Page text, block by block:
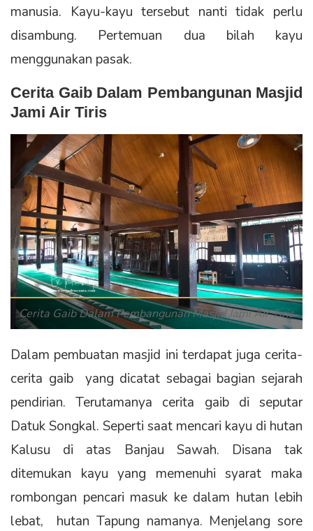
manusia. Kayu-kayu tersebut nanti tidak perlu
disambung. Pertemuan dua bilah kayu
menggunakan pasak.
Cerita Gaib Dalam Pembangunan Masjid
Jami Air Tiris
Cerita Gaib Dalam Pembangunan Masjid Jami Air Tiris
Dalam pembuatan masjid ini terdapat juga cerita-
cerita gaib yang dicatat sebagai bagian sejarah
pendirian. Terutamanya cerita gaib di seputar
Datuk Songkal. Seperti saat mencari kayu di hutan
Kalusu di atas Banjau Sawah. Disana tak
ditemukan kayu yang memenuhi syarat maka
rombongan pencari masuk ke dalam hutan lebih
lebat, hutan Tapung namanya. Menjelang sore